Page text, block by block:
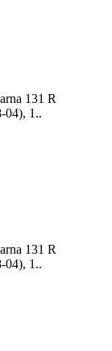
131 R
04), 1..
131 R
04), 1..